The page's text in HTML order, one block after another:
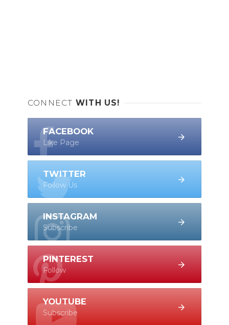
CONNECT WITH US!
FACEBOOK
Like Page
TWITTER
Follow Us
INSTAGRAM
Subscribe
PINTEREST
Follow
YOUTUBE
Subscribe